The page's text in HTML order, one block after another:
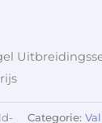
Categorie: